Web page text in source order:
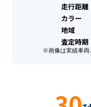
走行距離
カラー
地域
査定時期
※画像は実績車両